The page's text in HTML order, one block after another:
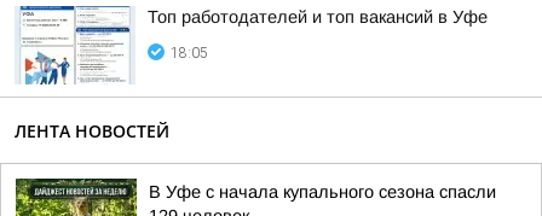
Топ работодателей и топ вакансий в Уфе
18:05
ЛЕНТА НОВОСТЕЙ
В Уфе с начала купального сезона спасли